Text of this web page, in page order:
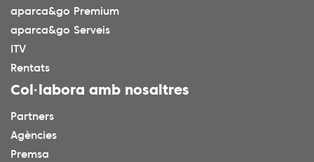
aparca&go Premium
aparca&go Serveis
ITV
Rentats
Col·labora amb nosaltres
Partners
Agències
Premsa